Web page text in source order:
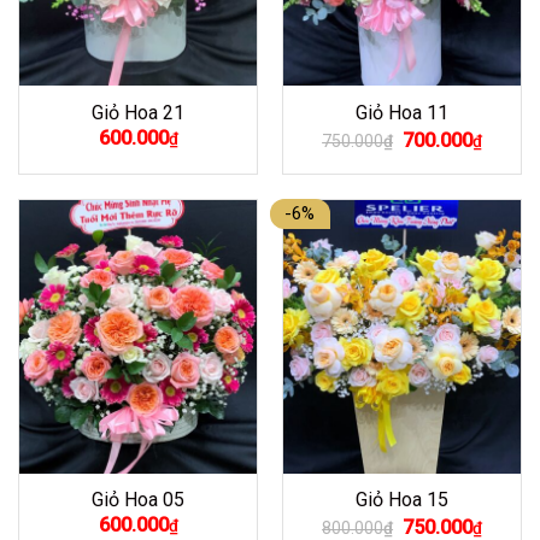
Giỏ Hoa 21
600.000₫
Giỏ Hoa 11
750.000₫ Giá
là:
750.000₫.
700.000₫Giá
hiện
tại
là:
Giỏ Hoa 05
600.000₫
-6%
Giỏ Hoa 15
800.000₫ Giá
750.000₫Giá